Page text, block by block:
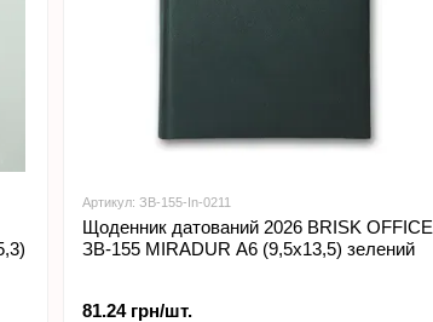
Артикул: ЗВ-155-In-0211
Щоденник датований 2026 BRISK OFFICE
ЗВ-155 MIRADUR А6 (9,5х13,5) зелений
81.24 грн/шт.